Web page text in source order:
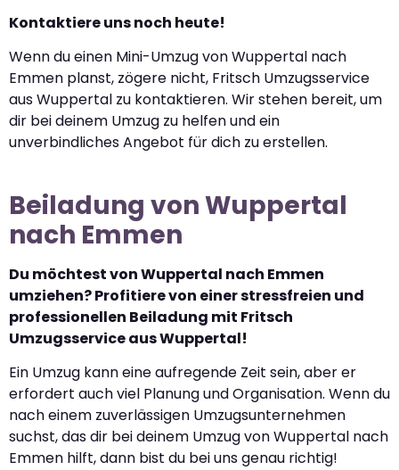
Kontaktiere uns noch heute!
Wenn du einen Mini-Umzug von Wuppertal nach
Emmen planst, zögere nicht, Fritsch Umzugsservice
aus Wuppertal zu kontaktieren. Wir stehen bereit, um
dir bei deinem Umzug zu helfen und ein
unverbindliches Angebot für dich zu erstellen.
Beiladung von Wuppertal
nach Emmen
Du möchtest von Wuppertal nach Emmen
umziehen? Profitiere von einer stressfreien und
professionellen Beiladung mit Fritsch
Umzugsservice aus Wuppertal!
Ein Umzug kann eine aufregende Zeit sein, aber er
erfordert auch viel Planung und Organisation. Wenn du
nach einem zuverlässigen Umzugsunternehmen
suchst, das dir bei deinem Umzug von Wuppertal nach
Emmen hilft, dann bist du bei uns genau richtig!